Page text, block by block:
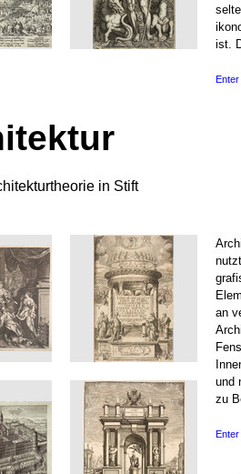
ist.
Enter
in Stift
an
und
zu
Enter